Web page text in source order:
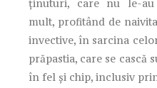
ținuturi, care nu le-au
mult, profitând de
invective, în sarcina
prăpastia, care se cască
în fel și chip, inclusiv